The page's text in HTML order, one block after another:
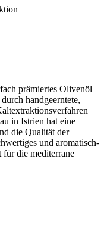
prämiertes Olivenöl
handgeerntete,
in Istrien hat eine
die Qualität der
und aromatisch-
die mediterrane